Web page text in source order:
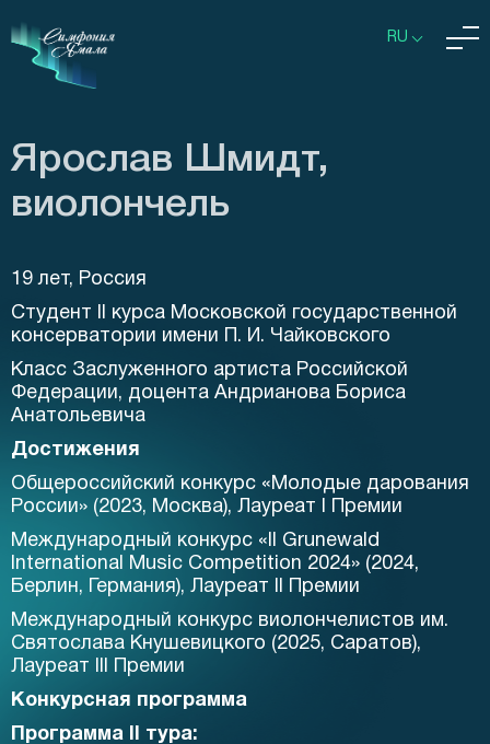
RU
Ярослав Шмидт,
виолончель
19 лет, Россия
Студент II курса Московской государственной
консерватории имени П. И. Чайковского
Класс Заслуженного артиста Российской
Федерации, доцента Андрианова Бориса
Анатольевича
Достижения
Общероссийский конкурс «Молодые дарования
России» (2023, Москва), Лауреат I Премии
Международный конкурс «II Grunewald
International Music Competition 2024» (2024,
Берлин, Германия), Лауреат II Премии
Международный конкурс виолончелистов им.
Святослава Кнушевицкого (2025, Саратов),
Лауреат III Премии
Конкурсная программа
Программа II тура: